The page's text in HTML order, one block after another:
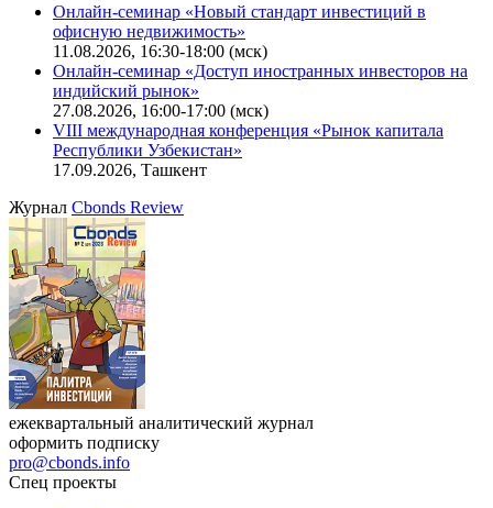
Онлайн-семинар «Новый стандарт инвестиций в
офисную недвижимость»
11.08.2026, 16:30-18:00 (мск)
Онлайн-семинар «Доступ иностранных инвесторов на
индийский рынок»
27.08.2026, 16:00-17:00 (мск)
VIII международная конференция «Рынок капитала
Республики Узбекистан»
17.09.2026, Ташкент
Журнал Cbonds Review
ежеквартальный аналитический журнал
оформить подписку
pro@cbonds.info
Спец проекты